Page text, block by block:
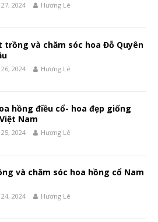
2024 Hương Lê
trồng và chăm sóc hoa Đỗ Quyên
2024 Hương Lê
hồng điều cổ- hoa đẹp giống
Nam
2024 Hương Lê
và chăm sóc hoa hồng cổ Nam
2024 Hương Lê